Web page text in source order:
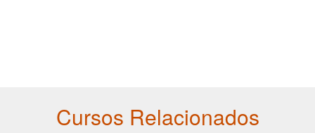
Cursos Relacionados